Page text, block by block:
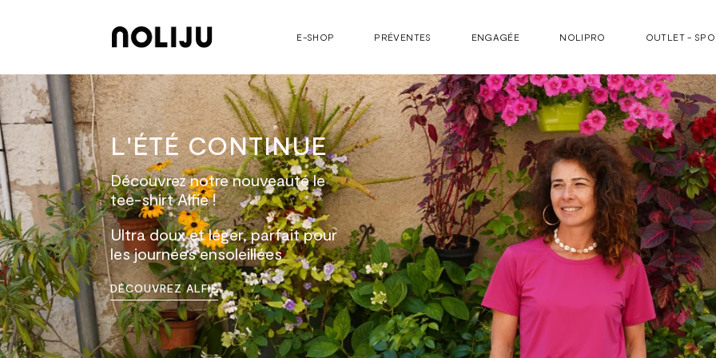
E-SHOP PRÉVENTES ENGAGÉE NOLIPRO OUTLET -
L'ÉTÉ CONTINUE
Découvrez notre nouveauté le
tee-shirt Alfie !
Ultra doux et léger, parfait pour
les journées ensoleillées
DÉCOUVREZ ALFIE